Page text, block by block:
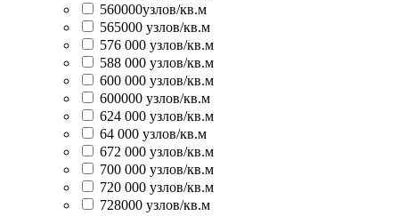
560000узлов/кв.м
565000 узлов/кв.м
576 000 узлов/кв.м
588 000 узлов/кв.м
600 000 узлов/кв.м
600000 узлов/кв.м
624 000 узлов/кв.м
64 000 узлов/кв.м
672 000 узлов/кв.м
700 000 узлов/кв.м
720 000 узлов/кв.м
728000 узлов/кв.м